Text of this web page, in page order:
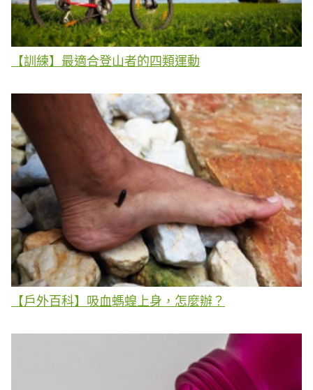
【訓練】最適合登山者的四類運動
【戶外百科】吸血螞蝗上身，怎麼辦？